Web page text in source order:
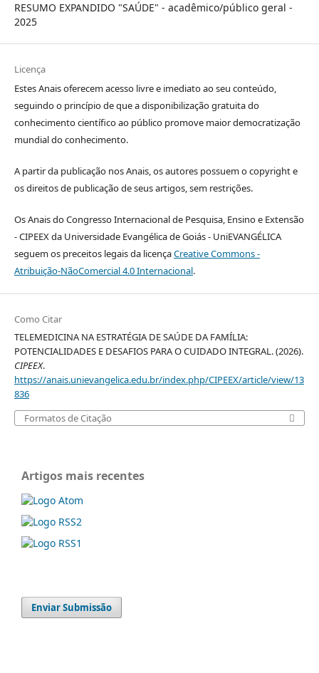
RESUMO EXPANDIDO "SAÚDE" - acadêmico/público geral -
2025
Licença
Estes Anais oferecem acesso livre e imediato ao seu conteúdo,
seguindo o princípio de que a disponibilização gratuita do
conhecimento científico ao público promove maior democratização
mundial do conhecimento.
A partir da publicação nos Anais, os autores possuem o copyright e
os direitos de publicação de seus artigos, sem restrições.
Os Anais do Congresso Internacional de Pesquisa, Ensino e Extensão
- CIPEEX da Universidade Evangélica de Goiás - UniEVANGÉLICA
seguem os preceitos legais da licençaCreative Commons -
Atribuição-NãoComercial 4.0 Internacional.
Como Citar
TELEMEDICINA NA ESTRATÉGIA DE SAÚDE DA FAMÍLIA:
POTENCIALIDADES E DESAFIOS PARA O CUIDADO INTEGRAL. (2026).
CIPEEX.
https://anais.unievangelica.edu.br/index.php/CIPEEX/article/view/13
836
Formatos de Citação
Artigos mais recentes
Enviar Submissão